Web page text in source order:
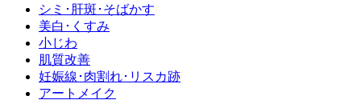
シミ･肝斑･そばかす
美白･くすみ
小じわ
肌質改善
妊娠線･肉割れ･リスカ跡
アートメイク